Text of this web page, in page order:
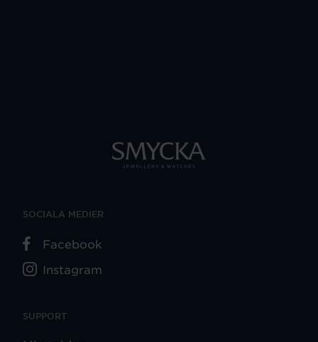
SUPPORT
SOCIALA MEDIER
Facebook
Instagram